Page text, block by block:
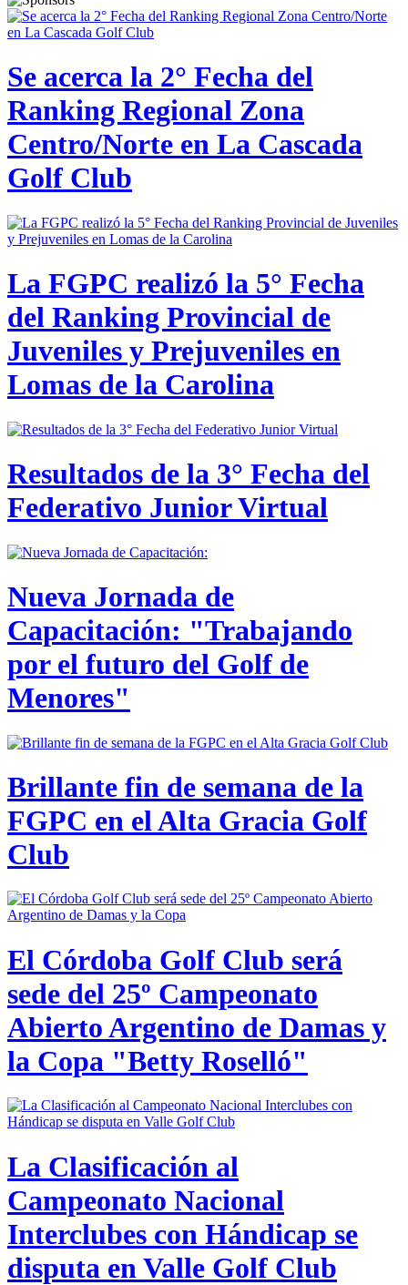
Se acerca la 2° Fecha del
Ranking Regional Zona
Centro/Norte en La Cascada
Golf Club
La FGPC realizó la 5° Fecha
del Ranking Provincial de
Juveniles y Prejuveniles en
Lomas de la Carolina
Resultados de la 3° Fecha del
Federativo Junior Virtual
Nueva Jornada de
Capacitación: "Trabajando
por el futuro del Golf de
Menores"
Brillante fin de semana de la
FGPC en el Alta Gracia Golf
Club
El Córdoba Golf Club será
sede del 25º Campeonato
Abierto Argentino de Damas y
la Copa "Betty Roselló"
La Clasificación al
Campeonato Nacional
Interclubes con Hándicap se
disputa en Valle Golf Club